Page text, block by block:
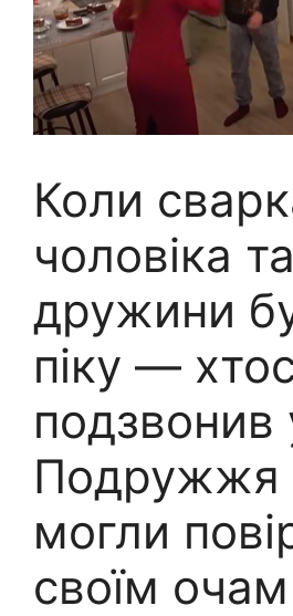
Коли
чоловіка та
дружини
піку —
подзвонив
Подружжя
могли
своїм очам